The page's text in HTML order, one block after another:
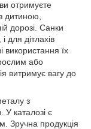
отримуєте
дитиною,
дорозі. Санки
для дітлахів
використання їх
або
витримує вагу до
з
У каталозі є
Зручна продукція